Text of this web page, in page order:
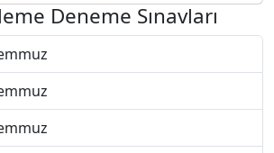
Deneme Sınavları